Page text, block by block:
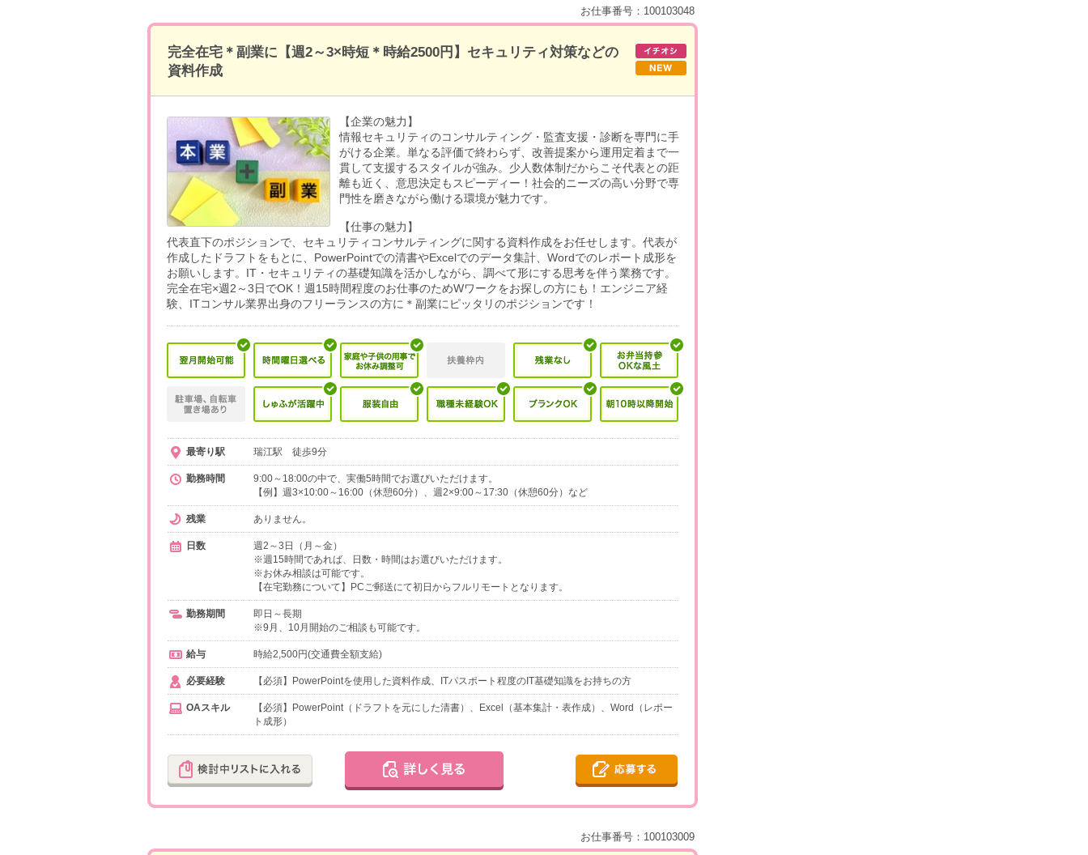
お仕事番号：100103048
完全在宅＊副業に【週2～3×時短＊時給2500円】セキュリティ対策などの
資料作成
【企業の魅力】
情報セキュリティのコンサルティング・監査支援・診断を専門に手
がける企業。単なる評価で終わらず、改善提案から運用定着まで一
貫して支援するスタイルが強み。少人数体制だからこそ代表との距
離も近く、意思決定もスピーディー！社会的ニーズの高い分野で専
門性を磨きながら働ける環境が魅力です。
【仕事の魅力】
代表直下のポジションで、セキュリティコンサルティングに関する資料作成をお任せします。代表が
作成したドラフトをもとに、PowerPointでの清書やExcelでのデータ集計、Wordでのレポート成形を
お願いします。IT・セキュリティの基礎知識を活かしながら、調べて形にする思考を伴う業務です。
完全在宅×週2～3日でOK！週15時間程度のお仕事のためWワークをお探しの方にも！エンジニア経
験、ITコンサル業界出身のフリーランスの方に＊副業にピッタリのポジションです！
最寄り駅 瑞江駅 徒歩9分
勤務時間
9:00～18:00の中で、実働5時間でお選びいただけます。
【例】週3×10:00～16:00（休憩60分）、週2×9:00～17:30（休憩60分）など
残業 ありません。
日数
週2～3日（月～金）
※週15時間であれば、日数・時間はお選びいただけます。
※お休み相談は可能です。
【在宅勤務について】PCご郵送にて初日からフルリモートとなります。
勤務期間
即日～長期
※9月、10月開始のご相談も可能です。
給与 時給2,500円(交通費全額支給)
必要経験 【必須】PowerPointを使用した資料作成、ITパスポート程度のIT基礎知識をお持ちの方
OAスキル
【必須】PowerPoint（ドラフトを元にした清書）、Excel（基本集計・表作成）、Word（レポー
ト成形）
お仕事番号：100103009